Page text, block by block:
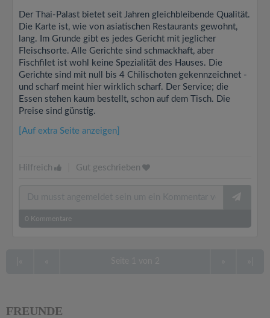
Der Thai-Palast bietet seit Jahren gleichbleibende Qualität.
Die Karte ist, wie von asiatischen Restaurants gewohnt,
lang. Im Grunde gibt es jedes Gericht mit jeglicher
Fleischsorte. Alle Gerichte sind schmackhaft, aber
Fischfilet ist wohl keine Spezialität des Hauses. Die
Gerichte sind mit null bis 4 Chilischoten gekennzeichnet -
und scharf meint hier wirklich scharf. Der Service; die
Essen stehen kaum bestellt, schon auf dem Tisch. Die
Preise sind günstig.
[Auf extra Seite anzeigen]
Hilfreich Gut geschrieben
0 Kommentare
FREUNDE